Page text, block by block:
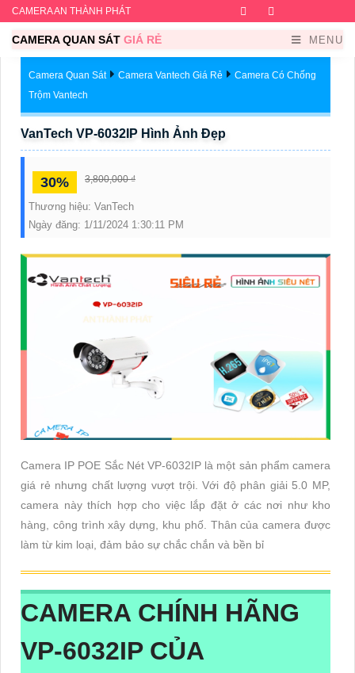
CAMERA AN THÀNH PHÁT Facebook
CAMERA QUAN SÁT GIÁ RẺ MENU
Camera Quan Sát Camera Vantech Giá Rẻ
Camera Có Chống
Trộm Vantech
VanTech VP-6032IP Hình Ảnh Đẹp
30% 3,800,000 ₫
Thương hiệu: VanTech
Ngày đăng: 1/11/2024 1:30:11 PM
Camera IP POE Sắc Nét VP-6032IP là một sản phẩm camera
giá rẻ nhưng chất lượng vượt trội. Với độ phân giải 5.0 MP,
camera này thích hợp cho việc lắp đặt ở các nơi như kho
hàng, công trình xây dựng, khu phố. Thân của camera được
làm từ kim loại, đảm bảo sự chắc chắn và bền bỉ
CAMERA CHÍNH HÃNG
VP-6032IP CỦA